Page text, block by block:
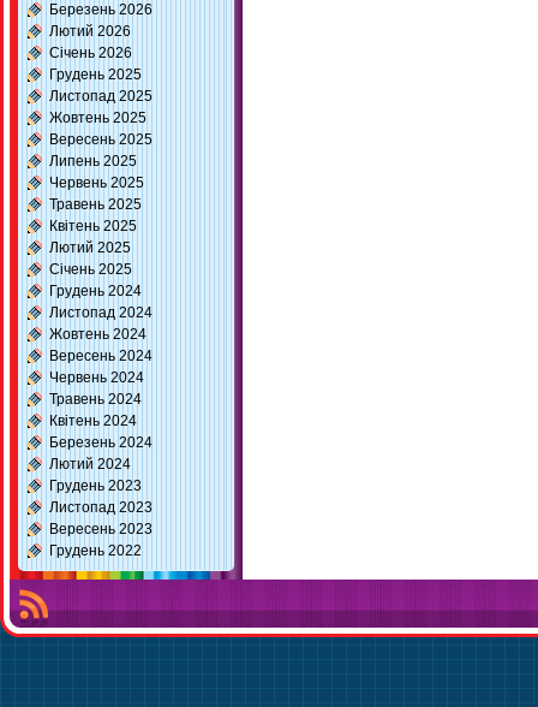
Березень 2026
Лютий 2026
Січень 2026
Грудень 2025
Листопад 2025
Жовтень 2025
Вересень 2025
Липень 2025
Червень 2025
Травень 2025
Квітень 2025
Лютий 2025
Січень 2025
Грудень 2024
Листопад 2024
Жовтень 2024
Вересень 2024
Червень 2024
Травень 2024
Квітень 2024
Березень 2024
Лютий 2024
Грудень 2023
Листопад 2023
Вересень 2023
Грудень 2022